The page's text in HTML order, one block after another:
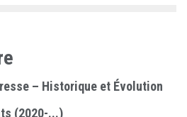
– Historique et Évolution
(2020-...)